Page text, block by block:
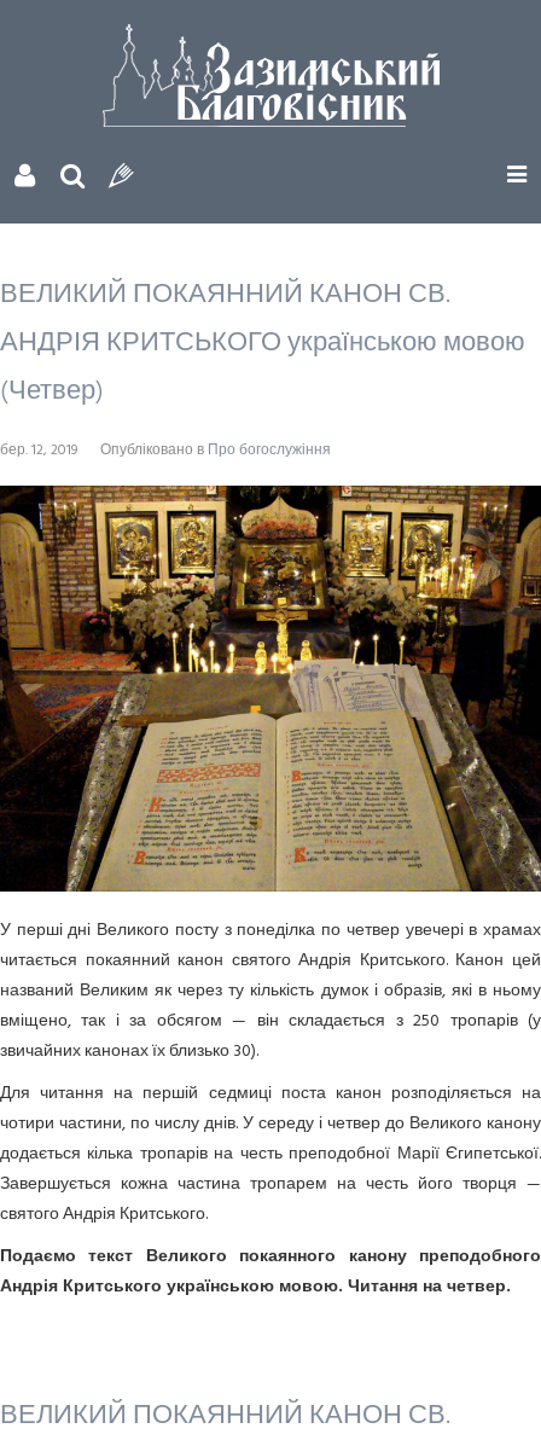
ВЕЛИКИЙ ПОКАЯННИЙ КАНОН СВ.
АНДРІЯ КРИТСЬКОГО українською мовою
(Четвер)
бер. 12, 2019 Опубліковано в Про богослужіння
У перші дні Великого посту з понеділка по четвер увечері в храмах
читається покаянний канон святого Андрія Критського. Канон цей
названий Великим як через ту кількість думок і образів, які в ньому
вміщено, так і за обсягом — він складається з 250 тропарів (у
звичайних канонах їх близько 30).
Для читання на першій седмиці поста канон розподіляється на
чотири частини, по числу днів. У середу і четвер до Великого канону
додається кілька тропарів на честь преподобної Марії Єгипетської.
Завершується кожна частина тропарем на честь його творця —
святого Андрія Критського.
Подаємо текст Великого покаянного канону преподобного
Андрія Критського українською мовою. Читання на четвер.
ВЕЛИКИЙ ПОКАЯННИЙ КАНОН СВ.